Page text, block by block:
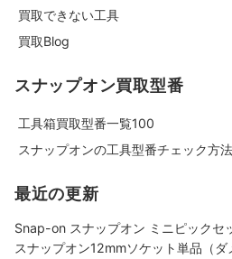
買取できない工具
買取Blog
スナップオン買取型番
工具箱買取型番一覧100
スナップオンの工具型番チェック方法
最近の更新
Snap-on スナップオン ミニピックセ
スナップオン12mmソケット単品（ダ